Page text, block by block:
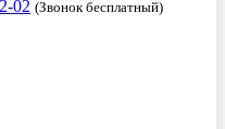
02 (Звонок бесплатный)